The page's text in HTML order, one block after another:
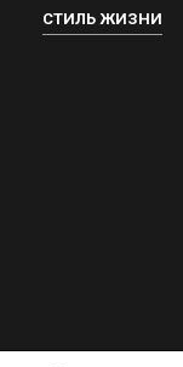
СТИЛЬ ЖИЗНИ